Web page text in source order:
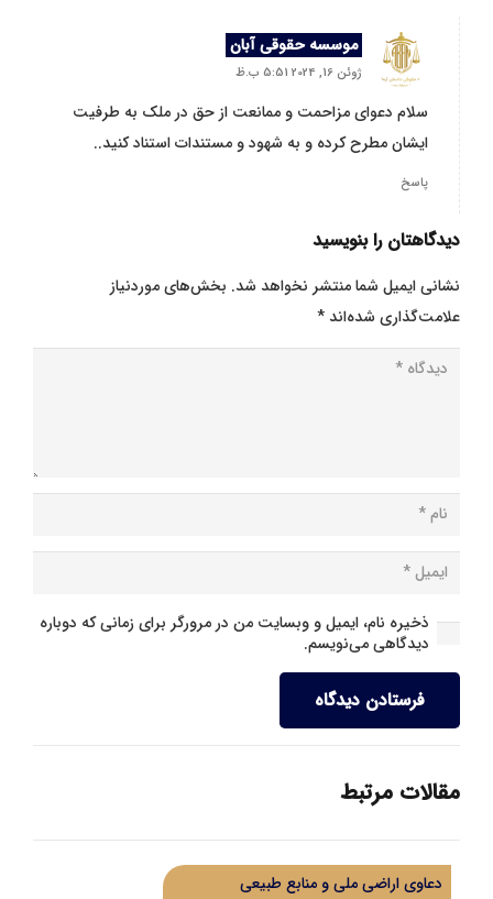
موسسه حقوقی آبان
ژوئن 16, 2024 5:51 ب.ظ
سلام دعوای مزاحمت و ممانعت از حق در ملک به طرفیت
ایشان مطرح کرده و به شهود و مستندات استناد کنید..
پاسخ
دیدگاهتان را بنویسید
نشانی ایمیل شما منتشر نخواهد شد. بخش‌های موردنیاز
علامت‌گذاری شده‌اند*
ذخیره نام، ایمیل و وبسایت من در مرورگر برای زمانی که دوباره
دیدگاهی می‌نویسم.
فرستادن دیدگاه
مقالات مرتبط
دعاوی اراضی ملی و منابع طبیعی